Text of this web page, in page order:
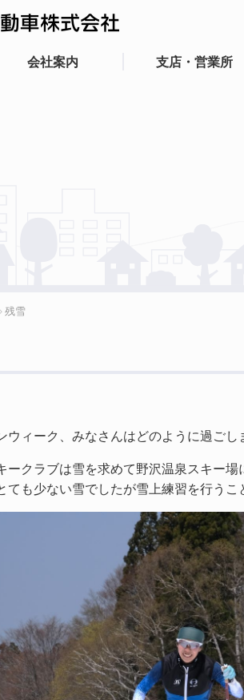
会社案内 支店・営業所
残雪
ウィーク、みなさんはどのように過ごし
ークラブは雪を求めて野沢温泉スキー場
ても少ない雪でしたが雪上練習を行うこ